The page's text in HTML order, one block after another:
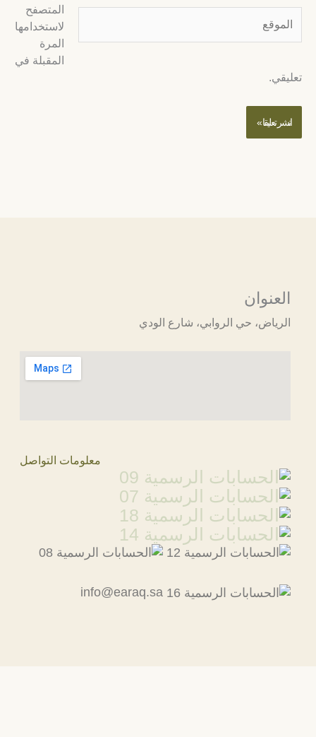
المتصفح
لاستخدامها
المرة
المقبلة في
العنوان
الرياض، حي الروابي، شارع الودي
معلومات التواصل